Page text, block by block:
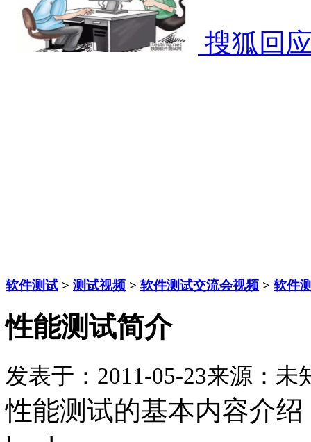
搜狐回
软件测试 > 测试视频 > 软件测试交流会视频 > 软件
性能测试简介
发表于：2011-05-23来源：未
性能测试的基本内容介